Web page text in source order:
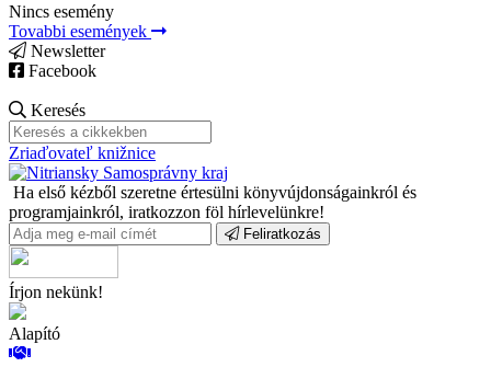
Nincs esemény
Tovabbi események
Newsletter
Facebook
Keresés
Zriaďovateľ knižnice
Ha első kézből szeretne értesülni könyvújdonságainkról és
programjainkról, iratkozzon föl hírlevelünkre!
Feliratkozás
Írjon nekünk!
Alapító